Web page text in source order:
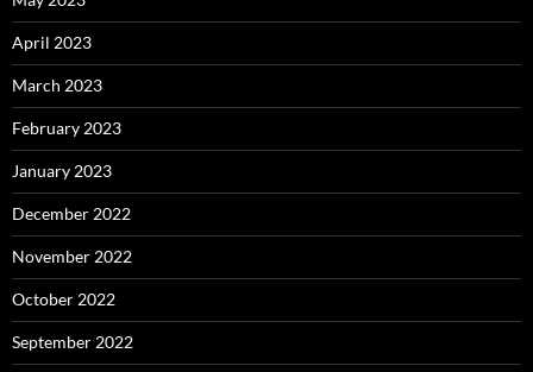
April 2023
March 2023
February 2023
January 2023
December 2022
November 2022
October 2022
September 2022